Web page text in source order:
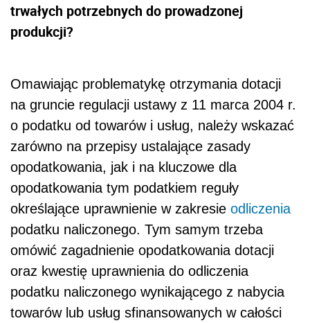
trwałych potrzebnych do prowadzonej
produkcji?
Omawiając problematykę otrzymania dotacji
na gruncie regulacji ustawy z 11 marca 2004 r.
o podatku od towarów i usług, należy wskazać
zarówno na przepisy ustalające zasady
opodatkowania, jak i na kluczowe dla
opodatkowania tym podatkiem reguły
określające uprawnienie w zakresie odliczenia
podatku naliczonego. Tym samym trzeba
omówić zagadnienie opodatkowania dotacji
oraz kwestię uprawnienia do odliczenia
podatku naliczonego wynikającego z nabycia
towarów lub usług sfinansowanych w całości